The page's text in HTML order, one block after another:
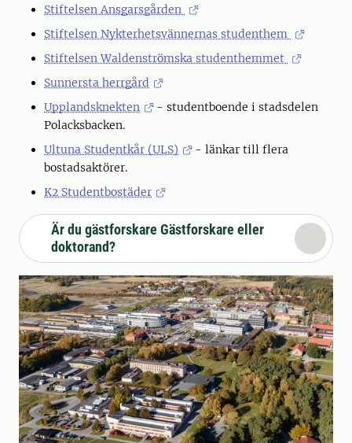
Stiftelsen Ansgarsgården
Stiftelsen Nykterhetsvännernas studenthem
Stiftelsen Waldenströmska studenthemmet
Sunnersta herrgård
Upplandsknekten
- studentboende i stadsdelen
Polacksbacken.
Ultuna Studentkår (ULS)
- länkar till flera
bostadsaktörer.
K2 Studentbostäder
Är du gästforskare Gästforskare eller
doktorand?